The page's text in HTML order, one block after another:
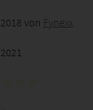
von Fynexx